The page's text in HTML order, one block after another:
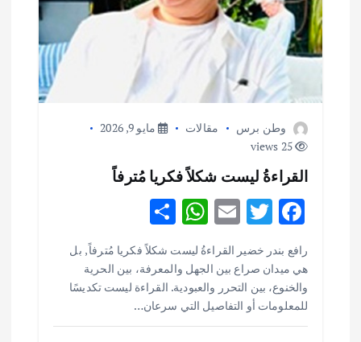
وطن برس مقالات
مايو 9, 2026
25 views
القراءةُ ليست شكلاً فكريا مُترفاً
F
e
b
o
T
w
it
te
r
E
m
ai
l
W
at
s
A
S
h
ar
e
رافع بندر خضير القراءةُ ليست شكلاً فكريا مُترفاً , بل
هي ميدان صراع بين الجهل والمعرفة، بين الحرية
والخنوع، بين التحرر والعبودية. القراءة ليست تكديسًا
للمعلومات أو التفاصيل التي سرعان…
أهم الأخبار ثقافة وفنون
اختتام ورشة السينوغرافيا في مدينة كلباء الاماراتية
أغسطس 3, 2026